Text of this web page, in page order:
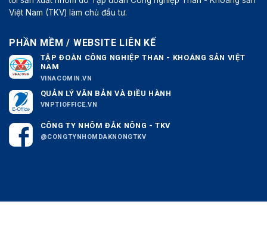
Việt Nam (TKV) làm chủ đầu tư.
PHẦN MỀM / WEBSITE LIÊN KẾ
TẬP ĐOÀN CÔNG NGHIỆP THAN - KHOÁNG SẢN VIỆT
NAM
VINACOMIN.VN
QUẢN LÝ VĂN BẢN VÀ ĐIỀU HÀNH
VNPTIOFFICE.VN
CÔNG TY NHÔM ĐẮK NÔNG - TKV
@CONGTYNHOMDAKNONGTKV